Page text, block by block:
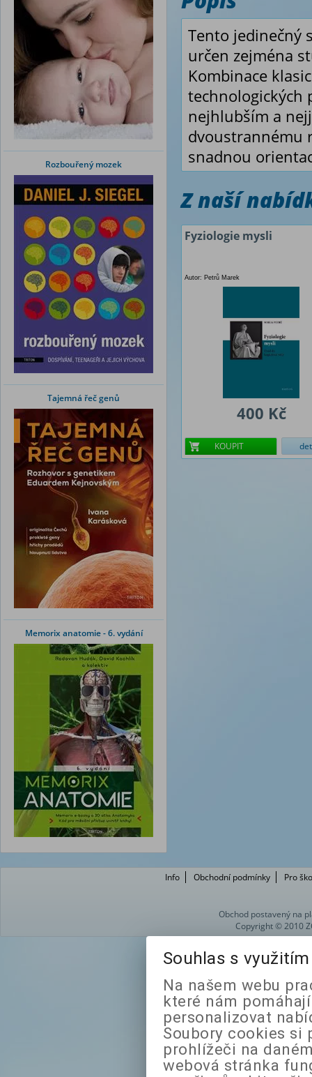
Rozbouřený mozek
Tajemná řeč genů
Memorix anatomie - 6. vydání
Tento jedinečný
určen zejména
Kombinace
technologických
nejhlubším a
dvoustrannému
snadnou
Z naší
Fyziologie mysli
Autor: Petrů Marek
400 Kč
KOUPIT
Info Obchodní podmínky Pro
Obchod postavený na
Copyright © 2010
Souhlas s
Na našem webu
které nám
personalizovat
Soubory cookies si
prohlížeči na
webová stránka